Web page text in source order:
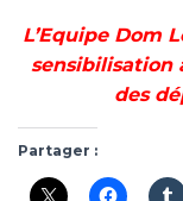
L’Equipe Dom
sensibilisation
des
Partager :